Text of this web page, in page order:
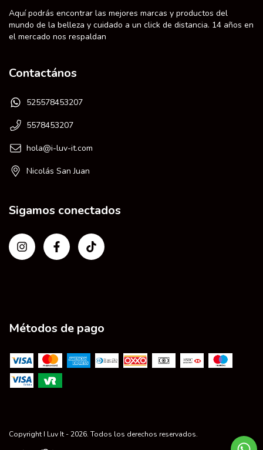
Aquí podrás encontrar las mejores marcas y productos del
mundo de la belleza y cuidado a un click de distancia. 14 años en
el mercado nos respaldan
Contactános
525578453207
5578453207
hola@i-luv-it.com
Nicolás San Juan
Sigamos conectados
Métodos de pago
Copyright I Luv It - 2026. Todos los derechos reservados.